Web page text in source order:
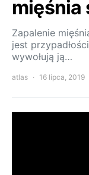
mięśnia
Zapalenie
jest
wywołują ją…
atlas 16 lipca, 2019